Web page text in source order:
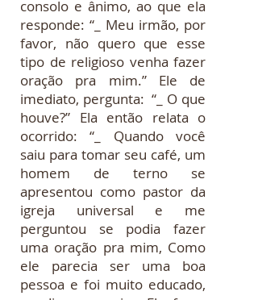
consolo e ânimo, ao que ela
responde: “_ Meu irmão, por
favor, não quero que esse
tipo de religioso venha fazer
oração pra mim.” Ele de
imediato, pergunta: “_ O que
houve?” Ela então relata o
ocorrido: “_ Quando você
saiu para tomar seu café, um
homem de terno se
apresentou como pastor da
igreja universal e me
perguntou se podia fazer
uma oração pra mim, Como
ele parecia ser uma boa
pessoa e foi muito educado,